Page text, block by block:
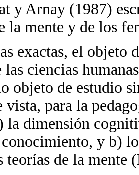
y Arnay (1987)
la mente y de los
exactas, el objeto
las ciencias
objeto de estudio
vista, para la
la dimensión
y b)
teorías de la mente